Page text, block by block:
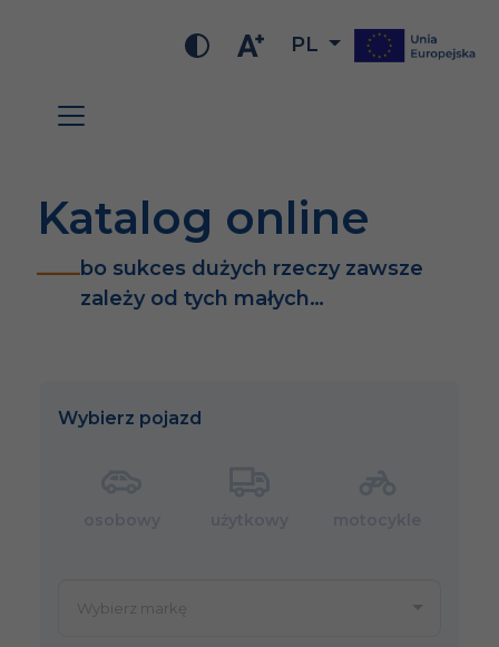
PL
Katalog online
bo sukces dużych rzeczy zawsze
zależy od tych małych…
Wybierz pojazd